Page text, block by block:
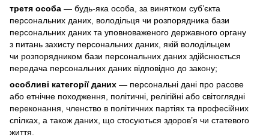
третя особа — будь-яка особа, за винятком суб’єкта
персональних даних, володільця чи розпорядника бази
персональних даних та уповноваженого державного органу
з питань захисту персональних даних, якій володільцем
чи розпорядником бази персональних даних здійснюється
передача персональних даних відповідно до закону;
особливі категорії даних — персональні дані про расове
або етнічне походження, політичні, релігійні або світоглядні
переконання, членство в політичних партіях та професійних
спілках, а також даних, що стосуються здоров’я чи статевого
життя.